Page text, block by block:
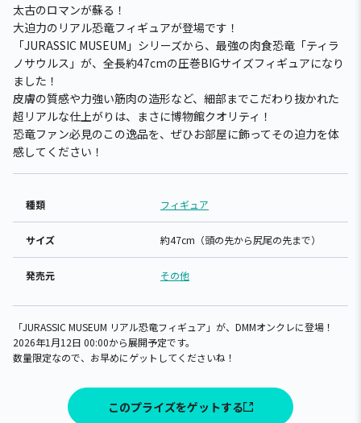
太古のロマンが蘇る！
大迫力のリアル恐竜フィギュアが登場です！
「JURASSIC MUSEUM」シリーズから、最強の肉食恐竜「ティラ
ノサウルス」が、全長約47cmの圧巻BIGサイズフィギュアになり
ました！
皮膚の質感や力強い筋肉の造形など、細部までこだわり抜かれた
超リアルな仕上がりは、まさに博物館クオリティ！
恐竜ファン必見のこの逸品を、ぜひお部屋に飾ってその迫力を体
感してください！
種類 フィギュア
サイズ 約47cm（頭の先から尻尾の先まで）
発売元 その他
「JURASSIC MUSEUM リアル恐竜フィギュア」が、DMMオンクレに登場！
2026年1月12日 00:00から展開予定です。
数量限定なので、お早めにゲットしてくださいね！
このプライズをゲットする